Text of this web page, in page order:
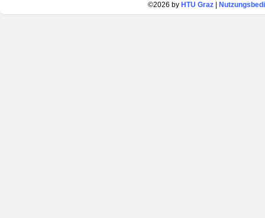
©2026 by HTU Graz|